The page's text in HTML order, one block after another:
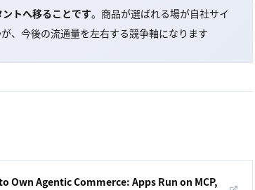
トへ移ることです。商品が選ばれる場が自社サイ
、今後の流通量を左右する競争軸になります
Own Agentic Commerce: Apps Run on MCP,